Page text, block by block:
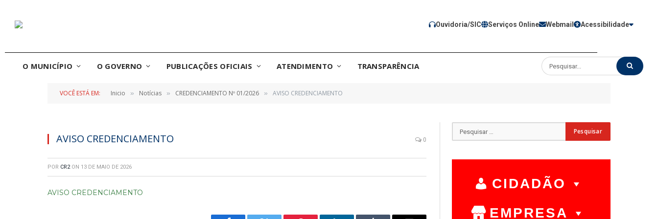
Ouvidoria/SIC Serviços Online Webmail Acessibilidade
O MUNICÍPIO O GOVERNO PUBLICAÇÕES OFICIAIS ATENDIMENTO TRANSPARÊNCIA
VOCÊ ESTÁ EM: Inicio » Notícias » CREDENCIAMENTO Nº 01/2026 » AVISO CREDENCIAMENTO
AVISO CREDENCIAMENTO 0
POR CR2 ON 13 DE MAIO DE 2026
AVISO CREDENCIAMENTO
CIDADÃO
EMPRESA